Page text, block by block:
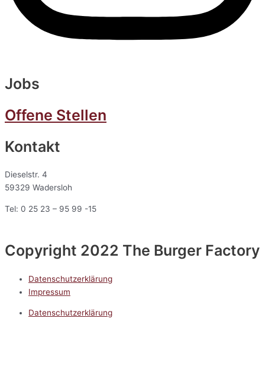
Jobs
Offene Stellen
Kontakt
Dieselstr. 4
59329 Wadersloh
Tel: 0 25 23 – 95 99 -15
Copyright 2022 The Burger Factory
Datenschutzerklärung
Impressum
Datenschutzerklärung